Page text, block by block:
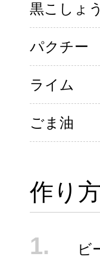
黒こしょう
パクチー
ライム
ごま油
作り
ビ